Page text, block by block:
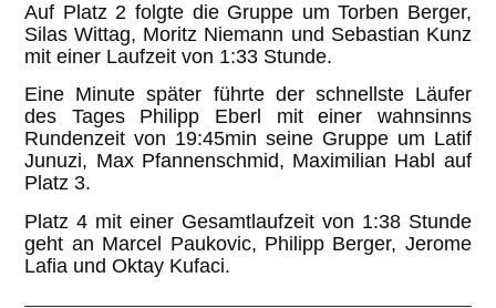
Auf Platz 2 folgte die Gruppe um Torben Berger,
Silas Wittag, Moritz Niemann und Sebastian Kunz
mit einer Laufzeit von 1:33 Stunde.
Eine Minute später führte der schnellste Läufer
des Tages Philipp Eberl mit einer wahnsinns
Rundenzeit von 19:45min seine Gruppe um Latif
Junuzi, Max Pfannenschmid, Maximilian Habl auf
Platz 3.
Platz 4 mit einer Gesamtlaufzeit von 1:38 Stunde
geht an Marcel Paukovic, Philipp Berger, Jerome
Lafia und Oktay Kufaci.